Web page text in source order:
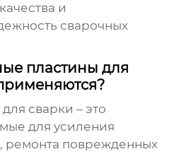
и
сварочных
пластины для
сварки – это
для усиления
ремонта поврежденных